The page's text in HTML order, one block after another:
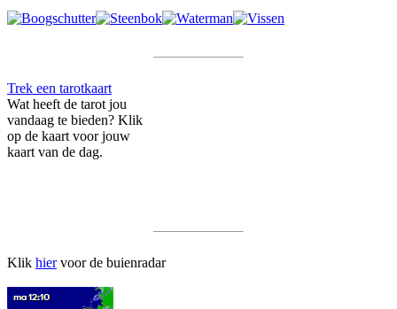
Trek een tarotkaart
Wat heeft de tarot jou
vandaag te bieden? Klik
op de kaart voor jouw
kaart van de dag.
Klik hiervoor de buienradar